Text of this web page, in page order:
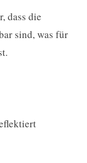
dass die
sind, was für